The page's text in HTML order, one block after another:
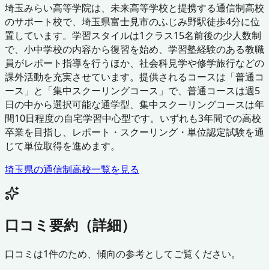
埼玉みらい高等学院は、未来高等学校と提携する通信制高校
のサポート校で、埼玉県富士見市のふじみ野駅徒歩4分に位
置しています。学習スタイルは1クラス15名前後の少人数制
で、小中学校の内容から復習を始め、学習塾経験のある教職
員がレポート指導を行うほか、社会科見学や修学旅行などの
課外活動を充実させています。提供されるコースは「普通コ
ース」と「集中スクーリングコース」で、普通コースは週5
日の中から選択可能な通学型、集中スクーリングコースは年
間10日程度の自宅学習中心型です。いずれも3年間での高校
卒業を目指し、レポート・スクーリング・単位認定試験を通
じて単位取得を進めます。
埼玉県の通信制高校一覧を見る
口コミ要約（詳細）
口コミは1件のため、傾向の参考としてご覧ください。